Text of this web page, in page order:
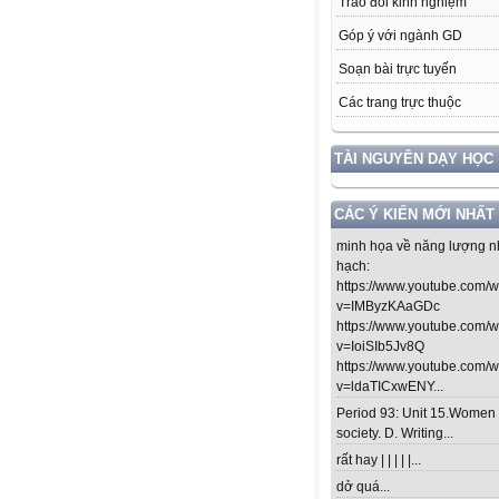
Góp ý với ngành GD
Soạn bài trực tuyến
Các trang trực thuộc
TÀI NGUYÊN DẠY HỌC
CÁC Ý KIẾN MỚI NHẤT
minh họa về năng lượng
hạch:
https://www.youtube.com/
v=IMByzKAaGDc
https://www.youtube.com/
v=IoiSIb5Jv8Q
https://www.youtube.com/
v=ldaTICxwENY...
Period 93: Unit 15.Women
society. D. Writing...
rất hay | | | | |...
dở quá...